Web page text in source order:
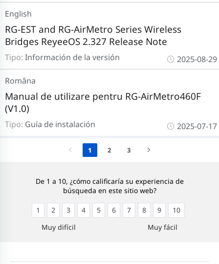
Tipo: Información de la versión
RG-EST and RG-AirMetro Series Wireless
Bridges ReyeeOS 2.327 Release Note
English
2025-08-29
Tipo: Guía de instalación
Manual de utilizare pentru RG-AirMetro460F
(V1.0)
Româna
2025-07-17
1 2 3
De 1 a 10, ¿cómo calificaría su experiencia de
búsqueda en este sitio web?
Muy difícil
1 2 3 4 5 6 7 8 9
10
Muy fácil